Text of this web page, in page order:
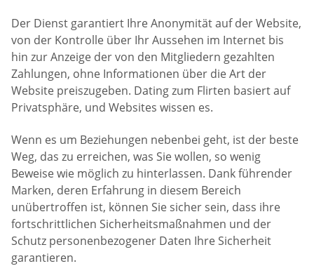
Der Dienst garantiert Ihre Anonymität auf der Website,
von der Kontrolle über Ihr Aussehen im Internet bis
hin zur Anzeige der von den Mitgliedern gezahlten
Zahlungen, ohne Informationen über die Art der
Website preiszugeben. Dating zum Flirten basiert auf
Privatsphäre, und Websites wissen es.
Wenn es um Beziehungen nebenbei geht, ist der beste
Weg, das zu erreichen, was Sie wollen, so wenig
Beweise wie möglich zu hinterlassen. Dank führender
Marken, deren Erfahrung in diesem Bereich
unübertroffen ist, können Sie sicher sein, dass ihre
fortschrittlichen Sicherheitsmaßnahmen und der
Schutz personenbezogener Daten Ihre Sicherheit
garantieren.